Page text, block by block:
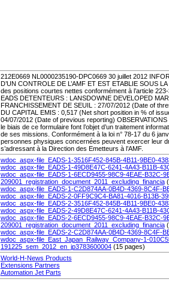
212E0669 NL0000235190-DPC0669 30 juillet 2012
D’UN CONTROLE DE L’AMF ET EST ETABLIE SOUS
des positions courtes nettes conformément à l’article
EADS DETENTEURS : LANSDOWNE DEVELOPED
FRANCHISSEMENT DE SEUIL : 27/07/2012 (Date of
DU CAPITAL EMIS : 0,517 (Net short position in % of
04/07/2012 (Date of previous reporting)
le biais de ce formulaire font l’objet d’un traitement
de ses missions. Conformément à la loi n° 78-17 du 6
personnes physiques concernées peuvent exercer leur
s’adressant à la Direction des Emetteurs à l’AMF.
wdoc_aspx-file_EADS-1-3516F452-845B-4B11-9BE0-
wdoc_aspx-file_EADS-1-49D8E47C-6241-4A43-B11B-
wdoc_aspx-file_EADS-1-6ECD9455-98C9-4EAE-B32C-
209001_registration_document_2011_excluding_financia
wdoc_aspx-file_EADS-1-C2D874AA-0B4D-4369-8C4F-
wdoc_aspx-file_EADS-2-0FF9C9C4-BA81-4016-B13B-
wdoc_aspx-file_EADS-2-3516F452-845B-4B11-9BE0-
wdoc_aspx-file_EADS-2-49D8E47C-6241-4A43-B11B-
wdoc_aspx-file_EADS-2-6ECD9455-98C9-4EAE-B32C-
209001_registration_document_2011_excluding_financia
wdoc_aspx-file_EADS-2-C2D874AA-0B4D-4369-8C4F-
wdoc_aspx-file_East_Japan_Railway_Company-1-
191225_sem_2012_en_jp3783600004(15 pages)
World-H-News Products
Extensions Partners
Automation Jet Parts